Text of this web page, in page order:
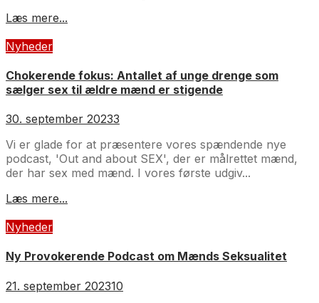
Læs mere...
Nyheder
Chokerende fokus: Antallet af unge drenge som
sælger sex til ældre mænd er stigende
30. september 20233
Vi er glade for at præsentere vores spændende nye
podcast, 'Out and about SEX', der er målrettet mænd,
der har sex med mænd. I vores første udgiv...
Læs mere...
Nyheder
Ny Provokerende Podcast om Mænds Seksualitet
21. september 202310